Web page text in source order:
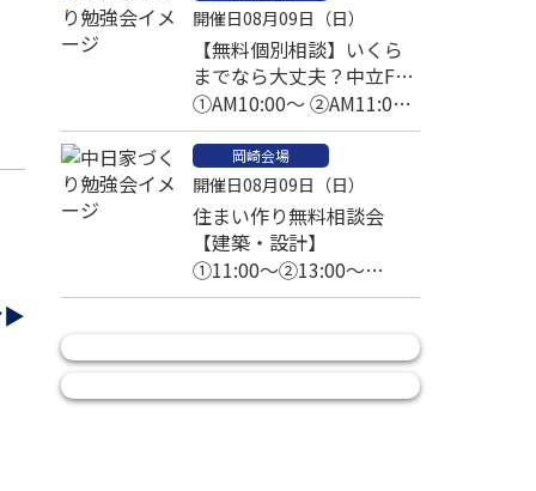
▶
開催日08月09日（日）
【無料個別相談】いくら
までなら大丈夫？中立FP
と考える家づくりの予算
①AM10:00～ ②AM11:00
～
岡崎会場
開催日08月09日（日）
住まい作り無料相談会
【建築・設計】
①11:00～②13:00～
③14:00～④15:00～